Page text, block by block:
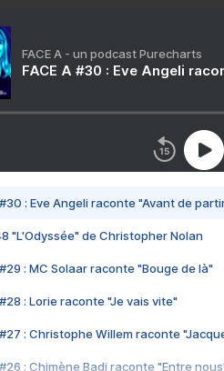
FACE A - un podcast Purecharts
FACE A #30 : Eve Angeli
#30 : Eve Angeli raconte "Avant de
"L'Odyssée" de Christopher Nolan
#29 : MC Solaar raconte "Bouge de là"
#28 : Lorie raconte "Je vais vite"
#27 : Christophe Willem raconte
#26 : Chimène Badi raconte "Entre